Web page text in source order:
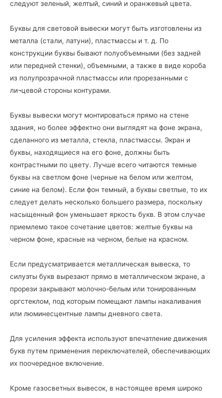
следуют зеленый, желтый, синий и оранжевый цвета.
Буквы для световой вывески могут быть изготовлены из
металла (стали, латуни), пластмассы и т. д. По
конструкции буквы бывают полуобъемными (без задней
или передней стенки), объемными, а также в виде короба
из полупрозрачной пластмассы или прорезанными с
ли¬цевой стороны контурами.
Буквы вывески могут монтироваться прямо на стене
здания, но более эффектно они выглядят на фоне экрана,
сделанного из металла, стекла, пластмассы. Экран и
буквы, находящиеся на его фоне, должны быть
контрастными по цвету. Лучше всего читаются темные
буквы на светлом фоне (черные на белом или желтом,
синие на белом). Если фон темный, а буквы светлые, то их
следует делать несколько большего размера, поскольку
насыщенный фон уменьшает яркость букв. В этом случае
приемлемо такое сочетание цветов: желтые буквы на
черном фоне, красные на черном, белые на красном.
Если предусматривается металлическая вывеска, то
силуэты букв вырезают прямо в металлическом экране, а
прорези закрывают молочно-белым или тонированным
оргстеклом, под которым помещают лампы накаливания
или люминесцентные лампы дневного света.
Для усиления эффекта используют впечатление движения
букв путем применения переключателей, обеспечивающих
их поочередное включение.
Кроме газосветных вывесок, в настоящее время широко